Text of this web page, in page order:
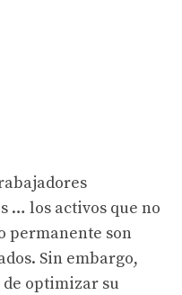
… los activos que no
permanente son
Sin embargo,
de optimizar su